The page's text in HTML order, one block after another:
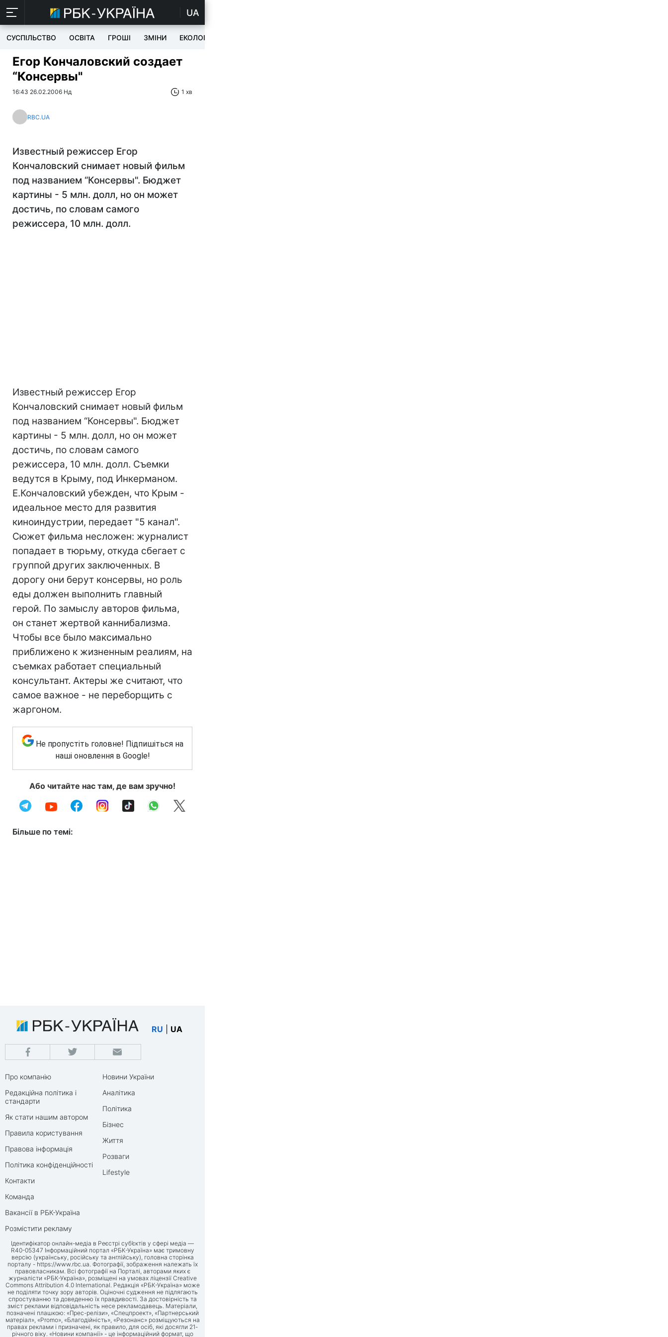
UA
СУСПІЛЬСТВО ОСВІТА ГРОШІ ЗМІНИ ЕКОЛОГІЯ
Егор Кончаловский создает
“Консервы"
16:43 26.02.2006 Нд 1 хв
RBC.UA
Известный режиссер Егор
Кончаловский снимает новый фильм
под названием “Консервы". Бюджет
картины - 5 млн. долл, но он может
достичь, по словам самого
режиссера, 10 млн. долл.
Известный режиссер Егор
Кончаловский снимает новый фильм
под названием “Консервы". Бюджет
картины - 5 млн. долл, но он может
достичь, по словам самого
режиссера, 10 млн. долл. Съемки
ведутся в Крыму, под Инкерманом.
Е.Кончаловский убежден, что Крым -
идеальное место для развития
киноиндустрии, передает "5 канал".
Сюжет фильма несложен: журналист
попадает в тюрьму, откуда сбегает с
группой других заключенных. В
дорогу они берут консервы, но роль
еды должен выполнить главный
герой. По замыслу авторов фильма,
он станет жертвой каннибализма.
Чтобы все было максимально
приближено к жизненным реалиям, на
съемках работает специальный
консультант. Актеры же считают, что
самое важное - не переборщить с
жаргоном.
Не пропустіть головне! Підпишіться на
наші оновлення в Google!
Або читайте нас там, де вам зручно!
Більше по темі:
RU UA
Про компанію
Редакційна політика і
стандарти
Як стати нашим автором
Правила користування
Правова інформація
Політика конфіденційності
Контакти
Команда
Вакансії в РБК-Україна
Розмістити рекламу
Новини України
Аналітика
Політика
Бізнес
Життя
Розваги
Lifestyle
Ідентифікатор онлайн-медіа в Реєстрі суб’єктів у сфері медіа —
R40-05347 Інформаційний портал «РБК-Україна» має тримовну
версію (українську, російську та англійську), головна сторінка
порталу - https://www.rbc.ua. Фотографії, зображення належать їх
правовласникам. Всі фотографії на Порталі, авторами яких є
журналісти «РБК-Україна», розміщені на умовах ліцензії Creative
Commons Attribution 4.0 International. Редакція «РБК-Україна» може
не поділяти точку зору авторів. Оціночні судження не підлягають
спростуванню та доведенню їх правдивості. За достовірність та
зміст реклами відповідальність несе рекламодавець. Матеріали,
позначені плашкою: «Прес-релізи», «Спецпроект», «Партнерський
матеріал», «Promo», «Благодійність», «Резонанс» розміщуються на
правах реклами і призначені, як правило, для осіб, які досягли 21-
річного віку. «Новини компанії» - це інформаційний формат, що